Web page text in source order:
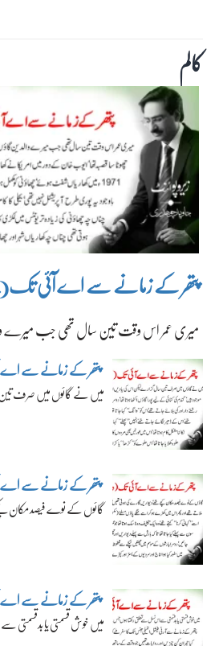
کالم
پتھر کے زمانے سے اے آئی
میری عمر اس وقت تین سال تھی جب میرے
پتھر کے زمانے سے
میں نے گائوں میں صرف
پتھر کے زمانے سے
گائوں کے نوے فیصد مکان
پتھر کے زمانے سے
میں خوش قسمتی یا